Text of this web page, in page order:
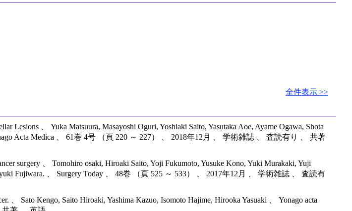
全件表示 >>
Lesions 、 Yuka Matsuura, Masayoshi Oguri, Yoshiaki Saito, Yasutaka Aoe, Ayame Ogawa, Shota
Acta Medica 、 61巻 4号 （頁 220 ～ 227） 、 2018年12月 、 学術雑誌 、 査読有り 、 共著
surgery 、 Tomohiro osaki, Hiroaki Saito, Yoji Fukumoto, Yusuke Kono, Yuki Murakaki, Yuji
Fujiwara. 、 Surgery Today 、 48巻 （頁 525 ～ 533） 、 2017年12月 、 学術雑誌 、 査読有
、 Sato Kengo, Saito Hiroaki, Yashima Kazuo, Isomoto Hajime, Hirooka Yasuaki 、 Yonago acta